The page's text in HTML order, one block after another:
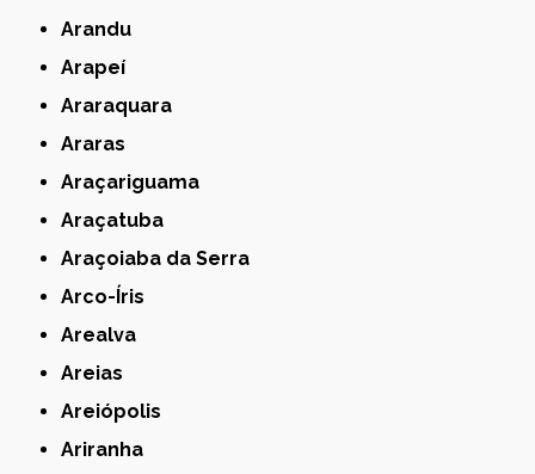
Arandu
Arapeí
Araraquara
Araras
Araçariguama
Araçatuba
Araçoiaba da Serra
Arco-Íris
Arealva
Areias
Areiópolis
Ariranha